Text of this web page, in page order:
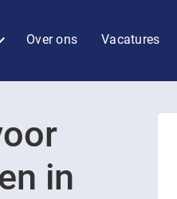
Over ons Vacatures
in